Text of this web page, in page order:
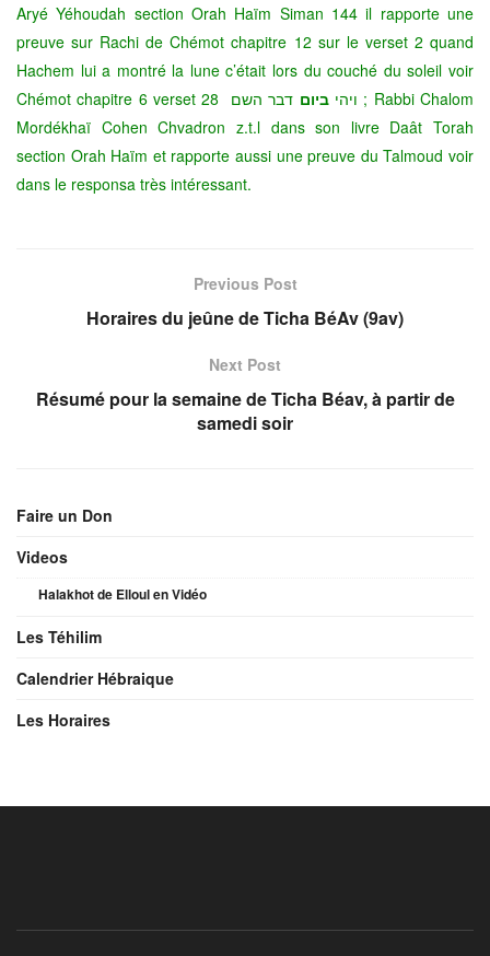
Aryé Yéhoudah section Orah Haïm Siman 144 il rapporte une
preuve sur Rachi de Chémot chapitre 12 sur le verset 2 quand
Hachem lui a montré la lune c’était lors du couché du soleil voir
Chémot chapitre 6 verset 28 ויהיביום דבר השם ; Rabbi Chalom
Mordékhaï Cohen Chvadron z.t.l dans son livre Daât Torah
section Orah Haïm et rapporte aussi une preuve du Talmoud voir
dans le responsa très intéressant.
Previous Post
Horaires du jeûne de Ticha BéAv (9av)
Next Post
Résumé pour la semaine de Ticha Béav, à partir de
samedi soir
Faire un Don
Videos
Halakhot de Elloul en Vidéo
Les Téhilim
Calendrier Hébraique
Les Horaires